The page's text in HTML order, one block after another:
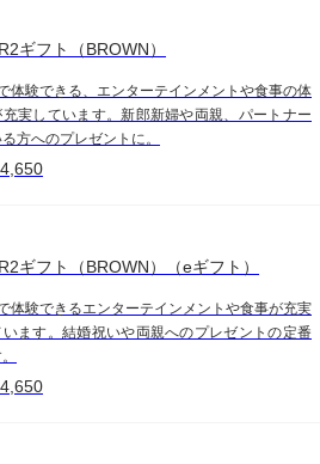
ギフト（BROWN）
体験できる、エンターテインメントや食事の体
充実しています。新郎新婦や両親、パートナー
方へのプレゼントに。
ギフト（BROWN）（eギフト）
体験できるエンターテインメントや食事が充実
います。結婚祝いや両親へのプレゼントの定番